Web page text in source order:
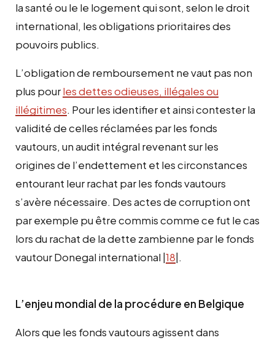
la santé ou le le logement qui sont, selon le droit
international, les obligations prioritaires des
pouvoirs publics.
L’obligation de remboursement ne vaut pas non
plus pourles dettes odieuses, illégales ou
illégitimes. Pour les identifier et ainsi contester la
validité de celles réclamées par les fonds
vautours, un audit intégral revenant sur les
origines de l’endettement et les circonstances
entourant leur rachat par les fonds vautours
s’avère nécessaire. Des actes de corruption ont
par exemple pu être commis comme ce fut le cas
lors du rachat de la dette zambienne par le fonds
vautour Donegal international |18|.
L’enjeu mondial de la procédure en Belgique
Alors que les fonds vautours agissent dans